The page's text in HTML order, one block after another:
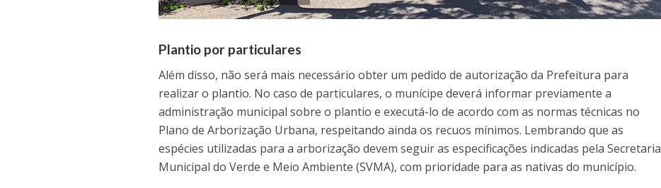
Plantio por particulares
Além disso, não será mais necessário obter um pedido de autorização da Prefeitura para
realizar o plantio. No caso de particulares, o munícipe deverá informar previamente a
administração municipal sobre o plantio e executá-lo de acordo com as normas técnicas no
Plano de Arborização Urbana, respeitando ainda os recuos mínimos. Lembrando que as
espécies utilizadas para a arborização devem seguir as especificações indicadas pela Secretaria
Municipal do Verde e Meio Ambiente (SVMA), com prioridade para as nativas do município.